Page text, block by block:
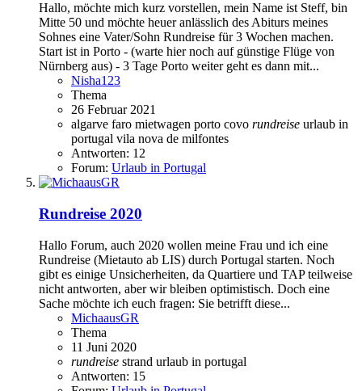
Hallo, möchte mich kurz vorstellen, mein Name ist Steff, bin
Mitte 50 und möchte heuer anlässlich des Abiturs meines
Sohnes eine Vater/Sohn Rundreise für 3 Wochen machen.
Start ist in Porto - (warte hier noch auf günstige Flüge von
Nürnberg aus) - 3 Tage Porto weiter geht es dann mit...
Nisha123
Thema
26 Februar 2021
algarve faro mietwagen porto covo rundreise urlaub in
portugal vila nova de milfontes
Antworten: 12
Forum: Urlaub in Portugal
Rundreise 2020
Hallo Forum, auch 2020 wollen meine Frau und ich eine
Rundreise (Mietauto ab LIS) durch Portugal starten. Noch
gibt es einige Unsicherheiten, da Quartiere und TAP teilweise
nicht antworten, aber wir bleiben optimistisch. Doch eine
Sache möchte ich euch fragen: Sie betrifft diese...
MichaausGR
Thema
11 Juni 2020
rundreise strand urlaub in portugal
Antworten: 15